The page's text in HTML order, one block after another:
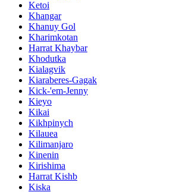
Ketoi
Khangar
Khanuy Gol
Kharimkotan
Harrat Khaybar
Khodutka
Kialagvik
Kiaraberes-Gagak
Kick-'em-Jenny
Kieyo
Kikai
Kikhpinych
Kilauea
Kilimanjaro
Kinenin
Kirishima
Harrat Kishb
Kiska